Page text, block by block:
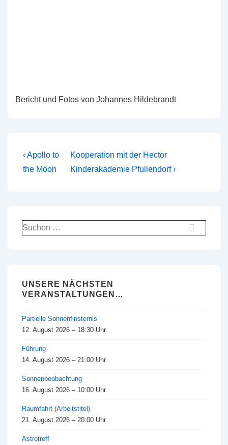
Bericht und Fotos von Johannes Hildebrandt
Beitragsnavigation
Vorheriger
Beitrag
‹ Apollo to
the Moon
Nächster
Beitrag
Kooperation mit der Hector
Kinderakademie Pfullendorf ›
Suchen
nach:
UNSERE NÄCHSTEN
VERANSTALTUNGEN…
Partielle Sonnenfinsternis
12. August 2026 – 18:30 Uhr
Führung
14. August 2026 – 21:00 Uhr
Sonnenbeobachtung
16. August 2026 – 10:00 Uhr
Raumfahrt (Arbeitstitel)
21. August 2026 – 20:00 Uhr
Astrotreff